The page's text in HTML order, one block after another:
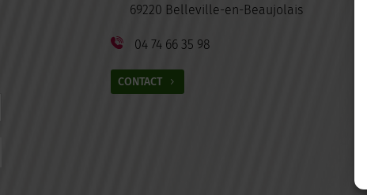
69220 Belleville-en-Beaujolais
04 74 66 35 98
CONTACT